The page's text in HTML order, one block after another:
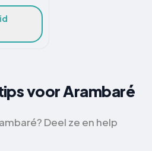
voor Arambaré
Deel ze en help